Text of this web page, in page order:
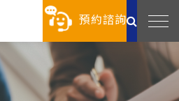
預約諮詢